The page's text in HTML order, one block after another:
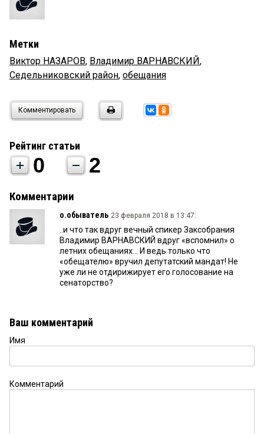
Метки
Виктор НАЗАРОВ, Владимир ВАРНАВСКИЙ,
Седельниковский район, обещания
Комментировать
Рейтинг статьи
0 2
Комментарии
о.обыватель 23 февраля 2018 в 13:47:
..и что так вдруг вечный спикер Заксобрания
Владимир ВАРНАВСКИЙ вдруг «вспомнил» о
летних обещаниях... И ведь только что
«обещателю» вручил депутатский мандат! Не
уже ли не отдирижирует его голосование на
сенаторство?
Ваш комментарий
Имя
Комментарий